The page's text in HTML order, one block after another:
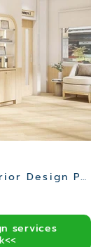
Other Clinic Interior Design Project>>
services